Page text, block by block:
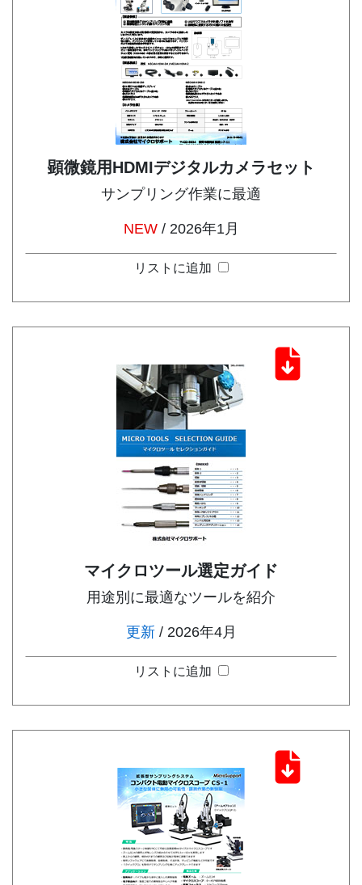
顕微鏡用HDMIデジタルカメラセット
サンプリング作業に最適
NEW/ 2026年1月
リストに追加
マイクロツール選定ガイド
用途別に最適なツールを紹介
更新/ 2026年4月
リストに追加